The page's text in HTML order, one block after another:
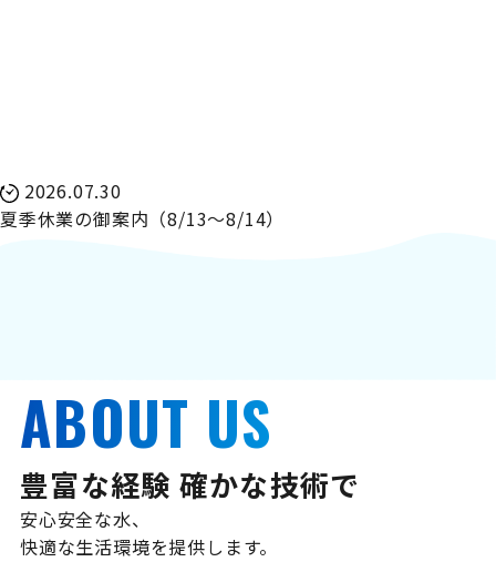
2026.07.30
夏季休業の御案内（8/13～8/14）
ABOUT US
豊富な経験 確かな技術で
安心安全な水、
快適な生活環境を提供します。